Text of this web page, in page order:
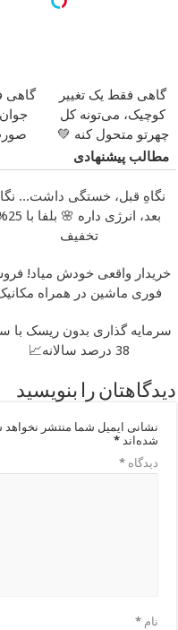
گاهی فقط یک تغییر
کوچیک، می‌تونه کل
چهرتو متحول کنه 💚
تغییر طبیعی
گاهی
مطالب پیشنهادی
نگاهِ قبل، خستگی داشت...
بعد، انرژی
تخفیف
خریدار واقعی خودش میاد!
فوری ماشین در همراه
سرمایه گذاری بدون ریسک با
38 درصد سالانه📈
دیدگاهتان را بنویسید
نشانی ایمیل شما منتشر نخواهد
شده‌اند*
دیدگاه*
نام*